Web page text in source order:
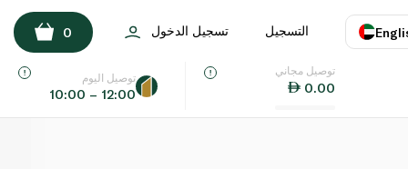
اللغة
التسجيل تسجيل الدخول 0
توصيل مجاني
0.00
توصيل اليوم
10:00 – 12:00